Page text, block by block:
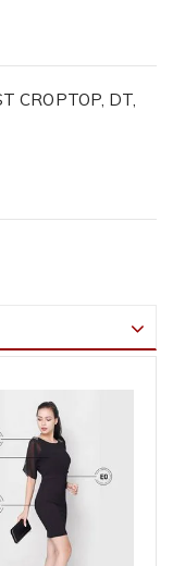
CROPTOP, DT,